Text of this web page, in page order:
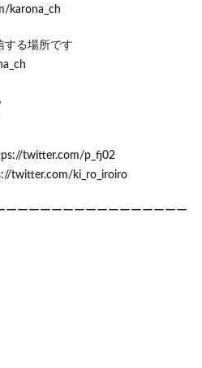
karona_ch
する場所です
twitter.com/p_fj02
twitter.com/ki_ro_iroiro
ーーーーーーーーーーーーーーーー